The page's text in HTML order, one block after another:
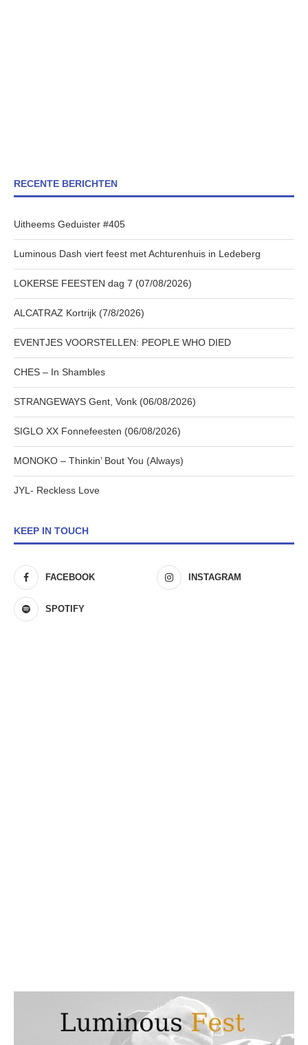
RECENTE BERICHTEN
Uitheems Geduister #405
Luminous Dash viert feest met Achturenhuis in Ledeberg
LOKERSE FEESTEN dag 7 (07/08/2026)
ALCATRAZ Kortrijk (7/8/2026)
EVENTJES VOORSTELLEN: PEOPLE WHO DIED
CHES – In Shambles
STRANGEWAYS Gent, Vonk (06/08/2026)
SIGLO XX Fonnefeesten (06/08/2026)
MONOKO – Thinkin’ Bout You (Always)
JYL- Reckless Love
KEEP IN TOUCH
FACEBOOK INSTAGRAM
SPOTIFY